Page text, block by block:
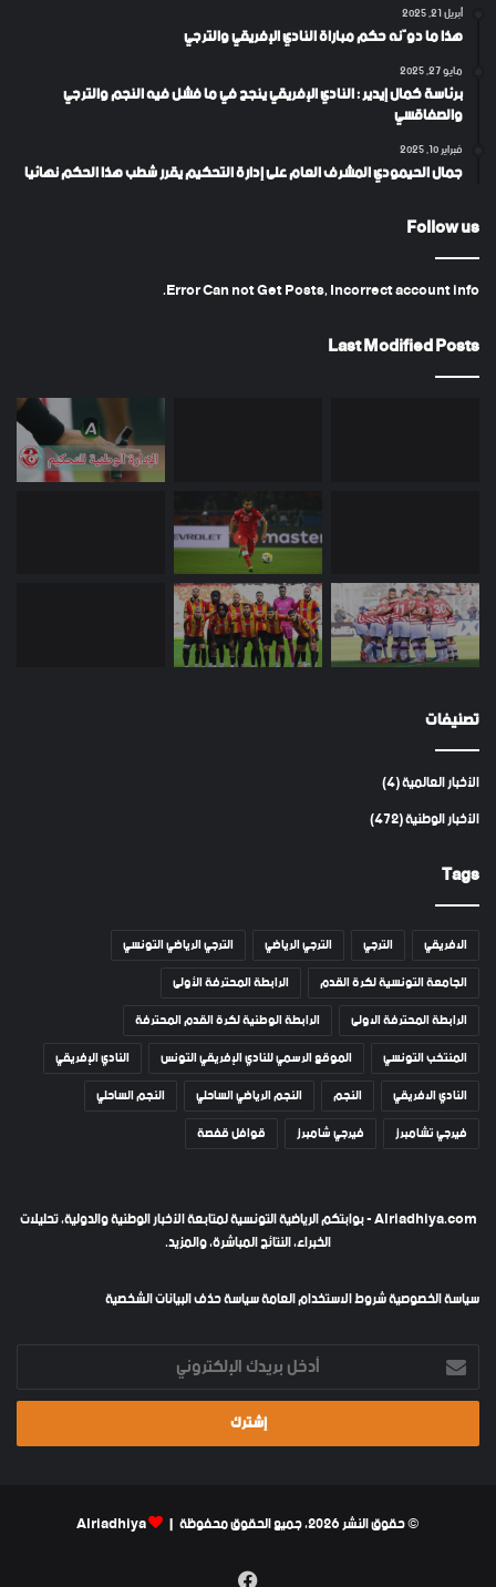
أبريل 21, 2025
هذا ما دوّنه حكم مباراة النادي الإفريقي والترجي
مايو 27, 2025
برئاسة كمال إيدير : النادي الإفريقي ينجح في ما فشل فيه النجم والترجي
والصفاقسي
فبراير 10, 2025
جمال الحيمودي المشرف العام على إدارة التحكيم يقرر شطب هذا الحكم نهائيا
Follow us
Error Can not Get Posts, Incorrect account info.
Last Modified Posts
تصنيفات
الأخبار العالمية(4)
الأخبار الوطنية(472)
Tags
الافريقي الترجي الترجي الرياضي
الترجي الرياضي التونسي
الجامعة التونسية لكرة القدم
الرابطة المحترفة الأولى
الرابطة المحترفة الاولى
الرابطة الوطنية لكرة القدم المحترفة
المنتخب التونسي
الموقع الرسمي للنادي الإفريقي التونس
النادي الإفريقي
النادي الافريقي
النجم النجم الرياضي الساحلي
النجم الساحلي
فيرجي تشامبرز
فيرجي شامبرز قوافل قفصة
Alriadhiya.com - بوابتكم الرياضية التونسية لمتابعة الأخبار الوطنية والدولية، تحليلات
الخبراء، النتائج المباشرة، والمزيد.
سياسة الخصوصيةشروط الاستخدام العامةسياسة حذف البيانات الشخصية
أدخل
بريدك
الإلكتروني
© حقوق النشر 2026، جميع الحقوق محفوظة | Alriadhiya